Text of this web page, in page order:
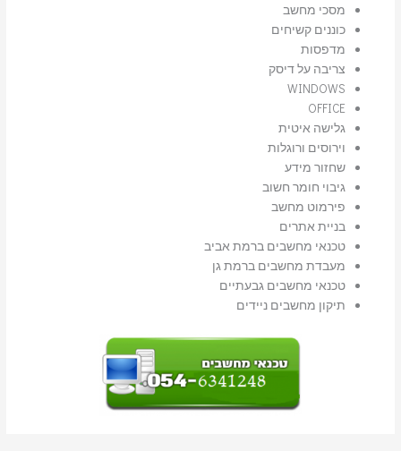
מסכי מחשב
כוננים קשיחים
מדפסות
צריבה על דיסק
WINDOWS
OFFICE
גלישה איטית
וירוסים ורוגלות
שחזור מידע
גיבוי חומר חשוב
פירמוט מחשב
בניית אתרים
טכנאי מחשבים ברמת אביב
מעבדת מחשבים ברמת גן
טכנאי מחשבים גבעתיים
תיקון מחשבים ניידים